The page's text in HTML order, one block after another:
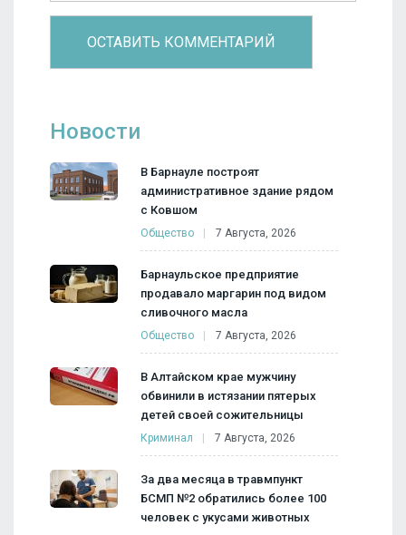
Новости
В Барнауле построят
административное здание рядом
с Ковшом
Общество 7 Августа, 2026
Барнаульское предприятие
продавало маргарин под видом
сливочного масла
Общество 7 Августа, 2026
В Алтайском крае мужчину
обвинили в истязании пятерых
детей своей сожительницы
Криминал 7 Августа, 2026
За два месяца в травмпункт
БСМП №2 обратились более 100
человек с укусами животных